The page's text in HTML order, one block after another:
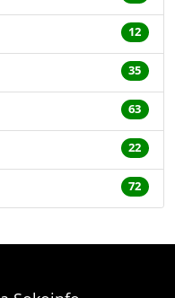
12
35
63
22
72